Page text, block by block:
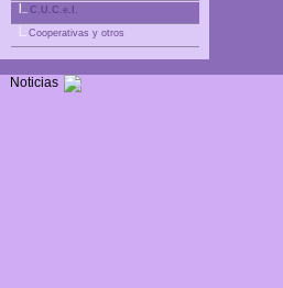
C.U.C.e.I.
Cooperativas y otros
Noticias